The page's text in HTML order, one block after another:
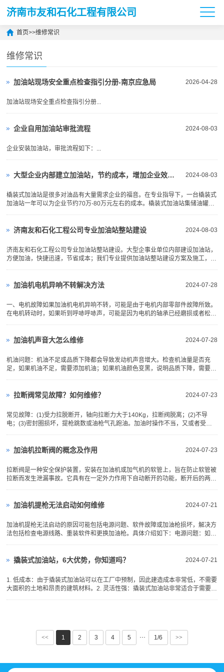
济南市友和石化工程有限公司
首页>>维修常识
维修常识
2026-04-28
加油站现场安全重点检查指引分册-南京应急局
加油站现场安全重点检查指引分册...
2024-08-03
企业自用加油站审批流程
企业安装加油站，审批流程如下：...
2024-08-03
大型企业内部建立加油站，节约成本，增加企业效益，提高效率
橇装式加油站是很多对油品有大量需求企业的福音。在专业指导下，一台橇装式
加油站一年可以为企业节约70万-80万元左右的成本。橇装式加油站集储油罐、
置可用于政府有关部门许可...
2024-08-03
济南友和石化工程公司专业加油站整站建设
济南友和石化工程公司专业加油站整站建设。大型企事业单位内部建设加油站，
方便加油，快捷迅速，节省成本；我们专业提供加油站整站建设方案及施工，保
2024-07-28
加油机电机异响不转解决方法
一、电机故障如果加油机电机异响不转，可能是由于电机内部零部件故障所致。
在电机转动时，如果听到呼哧呼哧声，可能是因为电机的轴承已经磨损或者松动
可能是由于电源故障所...
2024-07-28
加油机声音大怎么维修
机油问题：机油不足或品质下降都会导致发动机声音增大。检查机油量是否充
足，如果机油不足，需要添加机油；如果机油颜色变黑，说明品质下降，需要及
化损坏会导致发动机...
2024-07-23
拉断阀常见故障？如何维修？
常见故障：(1)受力拉脱断开，轴向拉断力大于140Kg，拉断阀脱离；(2)不导
电；(3)密封圈损坏，提枪跳数或油枪气孔跑油。加油时操作不当，又或者受加
维修方法，不仅可以节省费...
2024-07-23
加油机拉断阀的概念及作用
拉断阀是一种安全保护装置，安装在‌加油机或加气机的软管上，旨在防止软管被
拉断而发生泄漏事故。它具有在一定外力作用下自动断开的功能，断开后的两节
测试，通过认证并满...
2024-07-21
加油机提枪无法启动如何维修
加油机提枪无法启动的原因可能包括电源问题、软件故障或加油枪损坏，解决方
法包括检查电源线路、重装软件和更换加油枪。具体介绍如下：‌电源问题：如果
的电源线路或固定松...
2024-07-21
撬装式加油站，6大优势，你知道吗？
1. 低成本：由于撬装式加油站可以在工厂中预制，因此建造成本非常低，不需要
大面积的土地和昂贵的建筑材料。2. 灵活性强：撬装式加油站非常适合于需要临
<< 1 2 3 4 5 ··· 1/6 >>